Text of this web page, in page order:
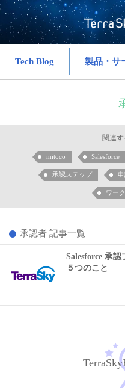
Tech Blog 製品・サ
関連
mitoco Salesforce
承認ステップ
ワー
承認者 記事一覧
Salesforce 承
５つのこと